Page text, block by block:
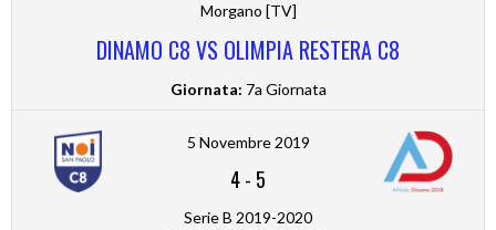
Morgano [TV]
DINAMO C8 VS OLIMPIA RESTERA C8
Giornata: 7a Giornata
5 Novembre 2019
4- 5
Serie B 2019-2020